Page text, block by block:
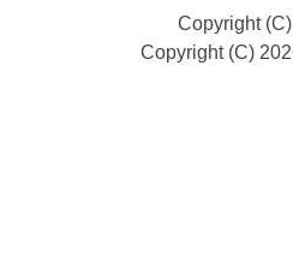
Copyright
Copyright (C)